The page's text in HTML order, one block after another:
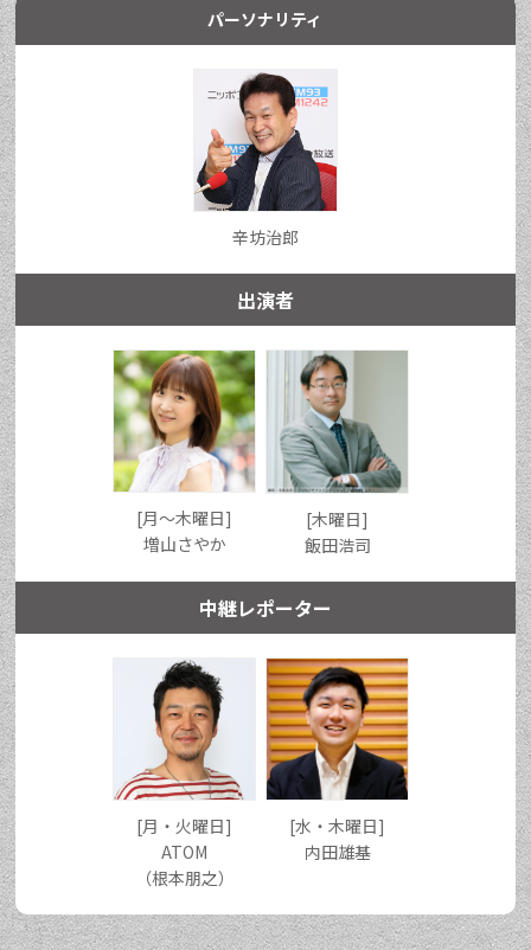
パーソナリティ
辛坊治郎
出演者
[月〜木曜日]
増山さやか
[木曜日]
飯田浩司
中継レポーター
[月・火曜日]
ATOM
（根本朋之）
[水・木曜日]
内田雄基